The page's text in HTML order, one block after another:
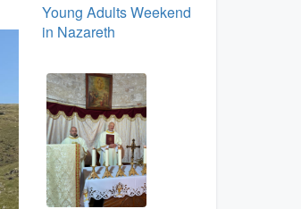
Young Adults Weekend
in Nazareth